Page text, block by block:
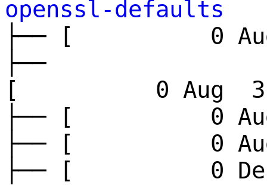
openssl-defaults
├── [ 0
├──
[ 0 Aug 3
├── [ 0
├── [ 0
├── [ 0